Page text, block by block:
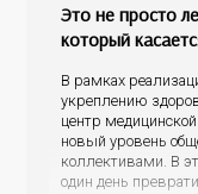
Это не просто
который
В рамках
укреплению
центр
новый уровень
коллективами. В
один день